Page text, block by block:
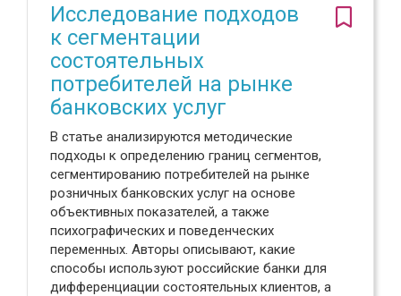
Исследование подходов
к сегментации
состоятельных
потребителей на рынке
банковских услуг
В статье анализируются методические
подходы к определению границ сегментов,
сегментированию потребителей на рынке
розничных банковских услуг на основе
объективных показателей, а также
психографических и поведенческих
переменных. Авторы описывают, какие
способы используют российские банки для
дифференциации состоятельных клиентов, а